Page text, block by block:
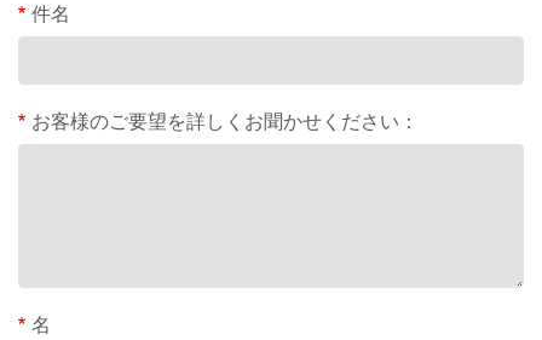
件名
お客様のご要望を詳しくお聞かせください：
名